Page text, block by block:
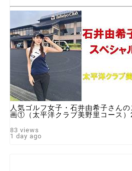
人気ゴルフ女子・石井由希子さん
画①（太平洋クラブ美野里コース
画 ♯スマイルゴルフ
83 views
1 day ago